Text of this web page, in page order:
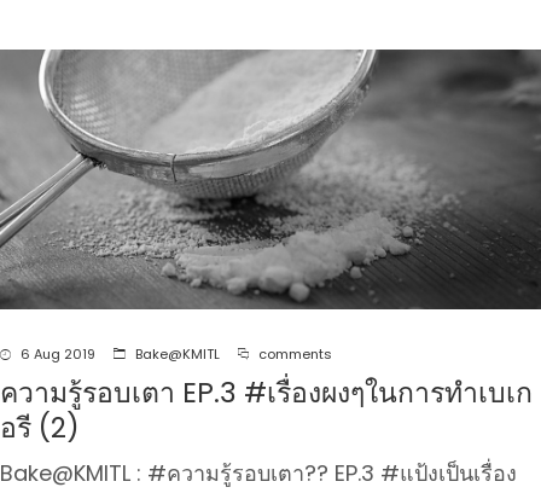
6 Aug 2019 Bake@KMITL comments
ความรู้รอบเตา EP.3 #เรื่องผงๆในการทำเบเก
อรี (2)
Bake@KMITL : #ความรู้รอบเตา?‍? EP.3 #แป้งเป็นเรื่อง